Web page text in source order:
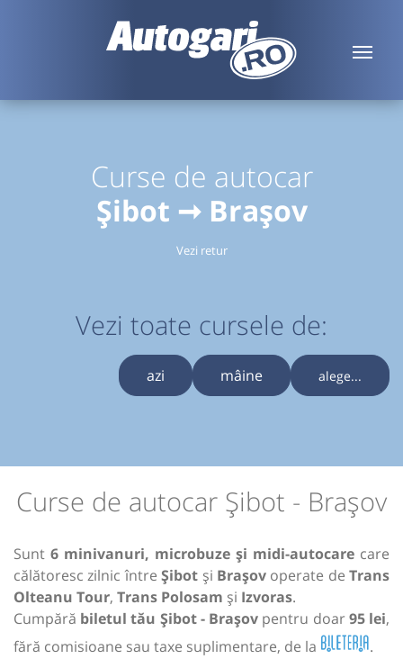
Curse de autocar
Șibot ➞ Brașov
Vezi retur
Vezi toate cursele de:
azi mâine alege...
Curse de autocar Șibot - Brașov
Sunt 6 minivanuri, microbuze și midi-autocare care
călătoresc zilnic întreȘibot și Brașovoperate de Trans
Olteanu Tour, Trans Polosam și Izvoras.
Cumpără biletul tău Șibot - Brașov pentru doar95 lei,
fără comisioane sau taxe suplimentare, de la
.